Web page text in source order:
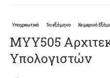
Υποχρεωτικά 5ο εξάμηνο Χειμερινό
ΜΥΥ505
Υπολογιστών